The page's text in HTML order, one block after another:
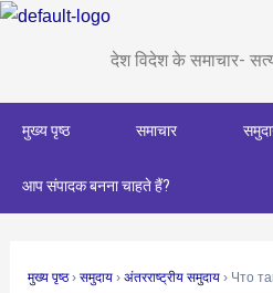
Skip
देश विदेश के समाचार-
मुख्य पृष्ठ समाचार
आप संपादक बनना चाहते हैं?
मुख्य पृष्ठ › समुदाय › अंतरराष्ट्रीय समुदाय › Что
Post